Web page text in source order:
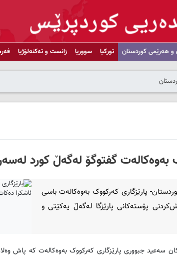
و هەرێمی کوردستان تورکیا سووریا زانست و تەکنەلۆژیا
به‌وه‌کاله‌ت گفتوگۆ له‌گه‌ڵ کورد
پارێزگاری که‌رکووک به‌وه‌کاله‌ت باسی
پۆسته‌کانی پارێزگا له‌گه‌ڵ یه‌کێتی و